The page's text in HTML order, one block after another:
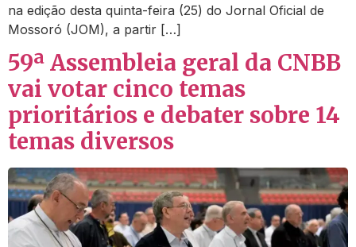
na edição desta quinta-feira (25) do Jornal Oficial de
Mossoró (JOM), a partir […]
59ª Assembleia geral da CNBB
vai votar cinco temas
prioritários e debater sobre 14
temas diversos